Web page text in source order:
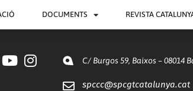
DOCUMENTS REVISTA
C/ Burgos 59, Baixos – 08014
spccc@spcgtcatalunya.cat